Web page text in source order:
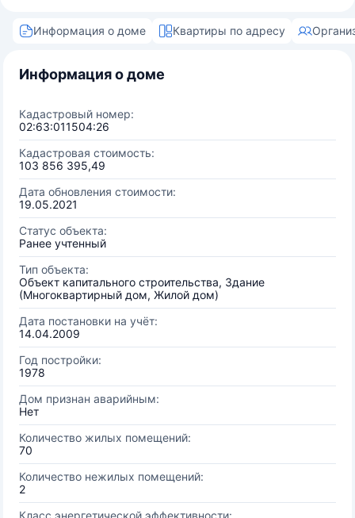
Информация о доме Квартиры по адресу
Информация о доме
Кадастровый номер:
02:63:011504:26
Кадастровая стоимость:
103 856 395,49
Дата обновления стоимости:
19.05.2021
Статус объекта:
Ранее учтенный
Тип объекта:
Объект капитального строительства, Здание
(Многоквартирный дом, Жилой дом)
Дата постановки на учёт:
14.04.2009
Год постройки:
1978
Дом признан аварийным:
Нет
Количество жилых помещений:
70
Количество нежилых помещений:
2
Класс энергетической эффективности: